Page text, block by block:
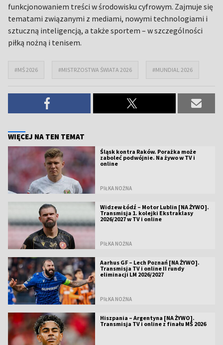
funkcjonowaniem treści w środowisku cyfrowym. Zajmuje się
tematami związanymi z mediami, nowymi technologiami i
sztuczną inteligencją, a także sportem – w szczególności
piłką nożną i tenisem.
#MŚ 2026 #MISTRZOSTWA ŚWIATA 2026 #MUNDIAL 2026
WIĘCEJ NA TEN TEMAT
Śląsk kontra Raków. Porażka może
zaboleć podwójnie. Na żywo w TV i
online
PIŁKA NOŻNA
Widzew Łódź – Motor Lublin [NA ŻYWO].
Transmisja 1. kolejki Ekstraklasy
2026/2027 w TV i online
PIŁKA NOŻNA
Aarhus GF – Lech Poznań [NA ŻYWO].
Transmisja TV i online II rundy
eliminacji LM 2026/2027
PIŁKA NOŻNA
Hiszpania – Argentyna [NA ŻYWO].
Transmisja TV i online z finału MŚ 2026